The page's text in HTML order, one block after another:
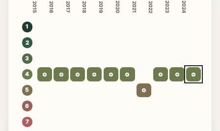
2015 2016 2017 2018 2019 2020 2021 2022 2023 2024
1
2
3
4
5
6
7